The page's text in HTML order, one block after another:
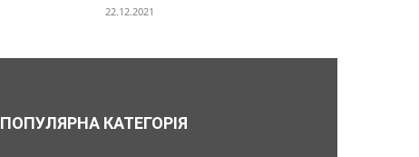
22.12.2021
ПОПУЛЯРНА КАТЕГОРІЯ